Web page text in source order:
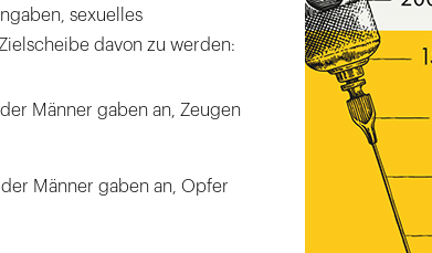
sexuelles
davon zu werden:
Männer gaben an, Zeugen
Männer gaben an, Opfer